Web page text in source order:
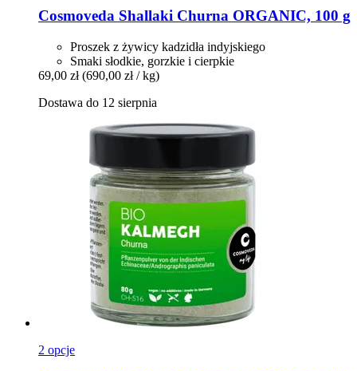
Cosmoveda Shallaki Churna ORGANIC, 100 g
Proszek z żywicy kadzidła indyjskiego
Smaki słodkie, gorzkie i cierpkie
69,00 zł (690,00 zł / kg)
Dostawa do 12 sierpnia
2 opcje